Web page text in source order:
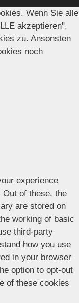
Wenn Sie alle
akzeptieren",
zu. Ansonsten
noch
experience
Out of these, the
are stored on
working of basic
third-party
how you use
in your browser
option to opt-out
of these cookies